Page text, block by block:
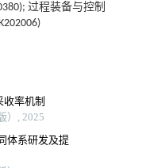
过程装备与控制